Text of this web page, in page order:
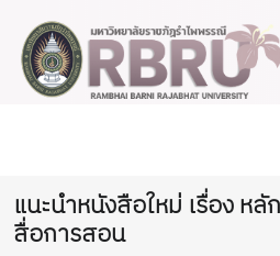
แนะนำหนังสือใหม่ เรื่อง หลั
สื่อการสอน